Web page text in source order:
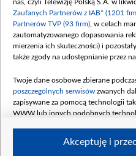
Data podpisania
(wpłata grudzień
Dofinansowanie 900
Data podpisania
kwiecień 180 mln, 7
czerwca 90 mln)
Dofinansowanie 250
4 sierpnia 250 mln
nas, czyli Telewizję Polską S.A. w
Zaufanych Partnerów z IAB* (1201
Partnerów TVP (93 firm) , w celach
zautomatyzowanego dopasowania
mierzenia ich skuteczności) i
także zgody na udostępnianie przez
Twoje dane osobowe zbierane
poszczególnych serwisów zwanych
zapisywane za pomocą technologii
WWW lub innych podobnych
Akceptuję i